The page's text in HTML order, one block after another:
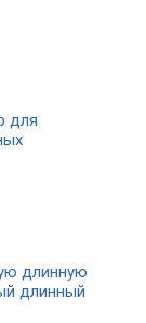
для
длинную
длинный